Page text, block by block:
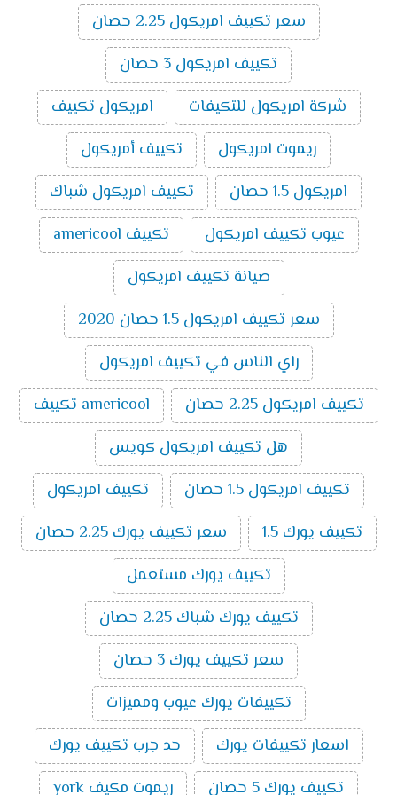
تكييف ميديا ميشن بارد ساخن انفرتر 3 حصان
14500 جنية
اسعار تكييف ميديا اسبليت ارضي
سقفي بارد ساخن2024
سعر تكييف ميديا اسبليت ارضي سقفي 2.25
حصان بارد ساخن10000
سعر تكييف ميديا اسبليت ارضي سقفي 3 حصان
بارد ساخن11800
سعر تكييف ميديا اسبليت ارضي سقفي 4 حصان
بارد ساخن16200
بارد ساخن18300
تكييفات ميديا
تُعد تكييفات ميديا من ماركات التكييف المتميزة التي تتوفر
بالأسواق ومن أهم مميزاتها سعرها المناسب ومن أهم ما
يميز تكييفات ميديا الآتي:
الذكاء الصناعي:تُعتبر تكييفات ميديا من أفضل
ماركات التكييف الذكية حيث أن بعض الموديلات التي
تصدر منه تمتلك إمكانية الاتصال بالواي فاي والتي
تسمح بالتحكم فيه من خارج المنزل.
خاصية البلازما: تنقي هذه الخاصية الموجودة في عدد
من موديلات تكييفات ميديا الهواء من الروائح الغير
مرغوب فيها.
فلاتر ضد البيكتريا:يتم تزويد تكييفات ميديا بفلاتر لا
تسمح بتكون البكتريا داخل جهاز التكييف وتلك
الخاصية تُعد من أحدث التقنيات وأهمها حيث أنها تحد
من انتشار الفيروسات المسببة للعدوى.
خاصية التتبع:يتوفر في تكييفات ميديا خاصية التتبع
حيث يمتلك التكييف حساسات تستشعر موضع
المستخدم داخل الغرفة فتقوم بتوجيه الهواء الصادر
منها نحوه وهذه الحساسات موجودة في ريموت
التكييف.
سعر تكييف امريكول 2.25 حصان
تكييف امريكول 3 حصان
شركة امريكول للتكيفات
امريكول تكييف
ريموت امريكول
تكييف أمريكول
امريكول 1.5 حصان
تكييف امريكول شباك
عيوب تكييف امريكول
تكييف americool
صيانة تكييف امريكول
سعر تكييف امريكول 1.5 حصان 2020
راي الناس في تكييف امريكول
تكييف امريكول 2.25 حصان
americool تكييف
هل تكييف امريكول كويس
تكييف امريكول 1.5 حصان
تكييف امريكول
تكييف يورك 1.5
سعر تكييف يورك 2.25 حصان
تكييف يورك مستعمل
تكييف يورك شباك 2.25 حصان
سعر تكييف يورك 3 حصان
تكييفات يورك عيوب ومميزات
اسعار تكييفات يورك
حد جرب تكييف يورك
تكييف يورك 5 حصان
ريموت مكيف york